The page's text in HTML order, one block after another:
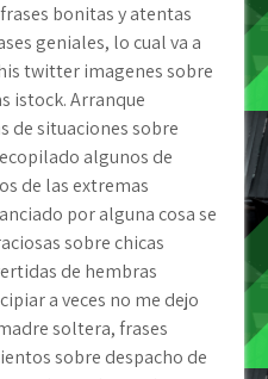
bonitas y atentas
geniales, lo cual va a
twitter imagenes sobre
istock. Arranque
de situaciones sobre
algunos de
de las extremas
por alguna cosa se
sobre chicas
de hembras
a veces no me dejo
soltera, frases
sobre despacho de